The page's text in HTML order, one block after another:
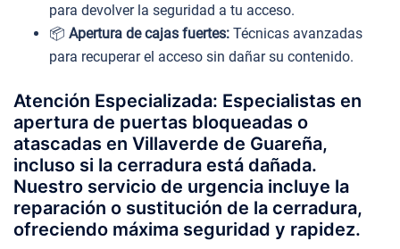
para devolver la seguridad a tu acceso.
📦 Apertura de cajas fuertes: Técnicas avanzadas
para recuperar el acceso sin dañar su contenido.
Atención Especializada: Especialistas en
apertura de puertas bloqueadas o
atascadas en Villaverde de Guareña,
incluso si la cerradura está dañada.
Nuestro servicio de urgencia incluye la
reparación o sustitución de la cerradura,
ofreciendo máxima seguridad y rapidez.